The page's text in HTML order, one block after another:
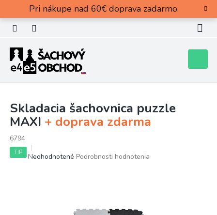
obsah
Pri nákupe nad 60€ doprava zadarmo.
košík
Skladacia šachovnica puzzle
MAXI + doprava zdarma
6794
TIP
Priemerné
Neohodnotené Podrobnosti hodnotenia